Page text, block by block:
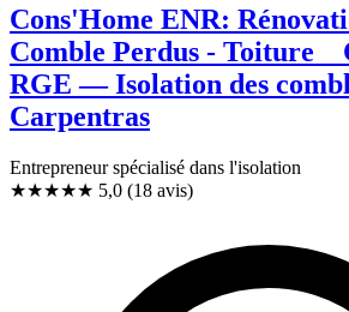
Cons'Home ENR:
Comble Perdus - Toiture _
RGE — Isolation des
Carpentras
Entrepreneur spécialisé dans l'isolation
★★★★★ 5,0 (18 avis)